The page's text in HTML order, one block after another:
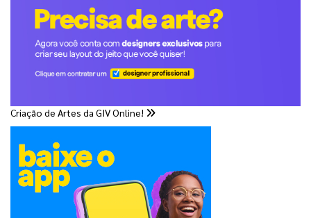
Criação de Artes da GIV Online!